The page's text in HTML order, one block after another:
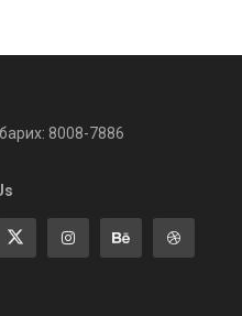
8008-7886